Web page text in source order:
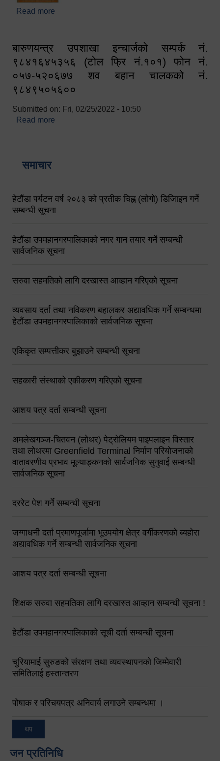
Read more
बारुणयन्त्र उपशाखा इन्चार्जको सम्पर्क नं.
९८४१६४५३५६ (टोल फ्रि नं.१०१) फोन नं.
०५७-५२०६७७ शव बहान चालकको नं.
९८४९५०५६००
Submitted on: Fri, 02/25/2022 - 10:50
Read more
समाचार
हेटौंडा पर्यटन वर्ष २०८३ को प्रतीक चिह्न (लोगो) डिजिाइन गर्ने
सम्बन्धी सूचना
हेटौंडा उपमहानगरपालिकाको नगर गान तयार गर्ने सम्बन्धी
सार्वजनिक सूचना
सरुवा सहमतिको लागि दरखास्त आव्हान गरिएको सूचना
व्यवसाय दर्ता तथा नविकरण बहालकर अद्यावधिक गर्ने सम्बन्धमा
हेटौंडा उपमहानगरपालिकाको सार्वजनिक सूचना
एकिकृत सम्पत्तीकर बुझाउने सम्बन्धी सूचना
सहकारी संस्थाको एकीकरण गरिएको सूचना
आशय पत्र दर्ता सम्बन्धी सूचना
अमलेखगञ्ज-चितवन (लोथर) पेट्रोलियम पाइपलाइन विस्तार
तथा लोथरमा Greenfield Terminal निर्माण परियोजनाको
वातावरणीय प्रभाव मूल्याङ्कनको सार्वजनिक सुनुवाई सम्बन्धी
सार्वजनिक सूचना
दररेट पेश गर्ने सम्बन्धी सूचना
जग्गाधनी दर्ता प्रमाणपूर्जामा भूउपयोग क्षेत्र वर्गीकरणको ब्यहोरा
अद्यावधिक गर्ने सम्बन्धी सार्वजनिक सूचना
आशय पत्र दर्ता सम्बन्धी सूचना
शिक्षक सरुवा सहमतिका लागि दरखास्त आव्हान सम्बन्धी सूचना !
हेटौंडा उपमहानगरपालिकाको सूची दर्ता सम्बन्धी सूचना
चुरियामाई सुरुङको संरक्षण तथा व्यवस्थापनको जिम्मेवारी
समितिलाई हस्तान्तरण
पोषाक र परिचयपत्र अनिवार्य लगाउने सम्बन्धमा ।
थप
जन प्रतिनिधि